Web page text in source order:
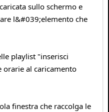
sullo schermo e
l&#039;elemento che
playlist "inserisci
orarie al caricamento
finestra che raccolga le